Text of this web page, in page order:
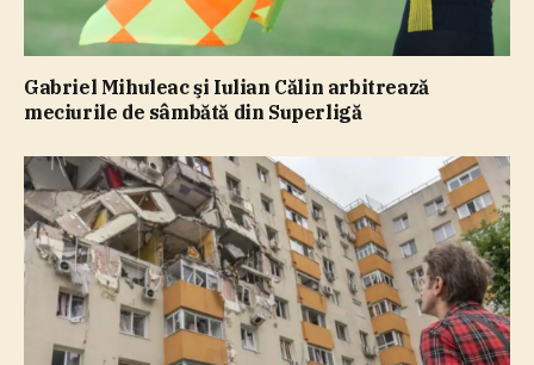
Gabriel Mihuleac şi Iulian Călin arbitrează
meciurile de sâmbătă din Superligă